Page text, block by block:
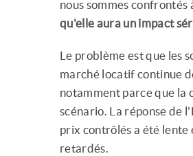
nous sommes
qu'elle aura un impact
Le problème est que les
marché locatif continue
notamment parce que la
scénario. La réponse de
prix contrôlés a été
retardés.